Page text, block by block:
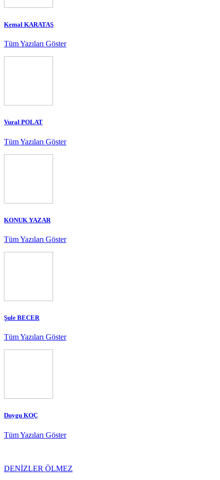
Kemal KARATAŞ
Tüm Yazıları Göster
Vural POLAT
Tüm Yazıları Göster
KONUK YAZAR
Tüm Yazıları Göster
Şule BECER
Tüm Yazıları Göster
Duygu KOÇ
Tüm Yazıları Göster
DENİZLER ÖLMEZ